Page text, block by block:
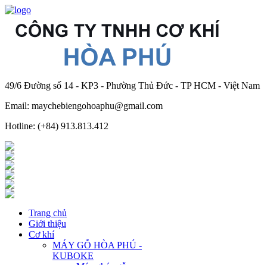
49/6 Đường số 14 - KP3 - Phường Thủ Đức - TP HCM - Việt Nam
Email: maychebiengohoaphu@gmail.com
Hotline: (+84) 913.813.412
Trang chủ
Giới thiệu
Cơ khí
MÁY GỖ HÒA PHÚ -
KUBOKE